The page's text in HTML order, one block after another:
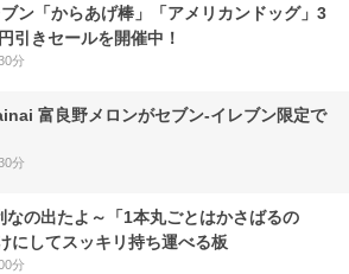
ン「からあげ棒」「アメリカンドッグ」3
引きセールを開催中！
分
富良野メロンがセブン‐イレブン限定で
分
なの出たよ～「1本丸ごとはかさばるの
にしてスッキリ持ち運べる板
分